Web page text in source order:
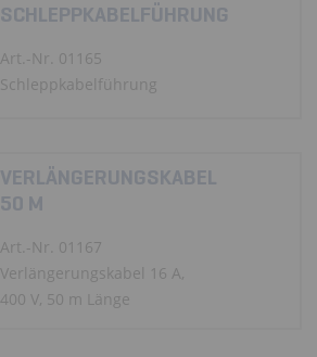
SCHLEPPKABELFÜHRUNG
Art.-Nr. 01165
Schleppkabelführung
VERLÄNGERUNGSKABEL
50 M
Art.-Nr. 01167
Verlängerungskabel 16 A,
400 V, 50 m Länge